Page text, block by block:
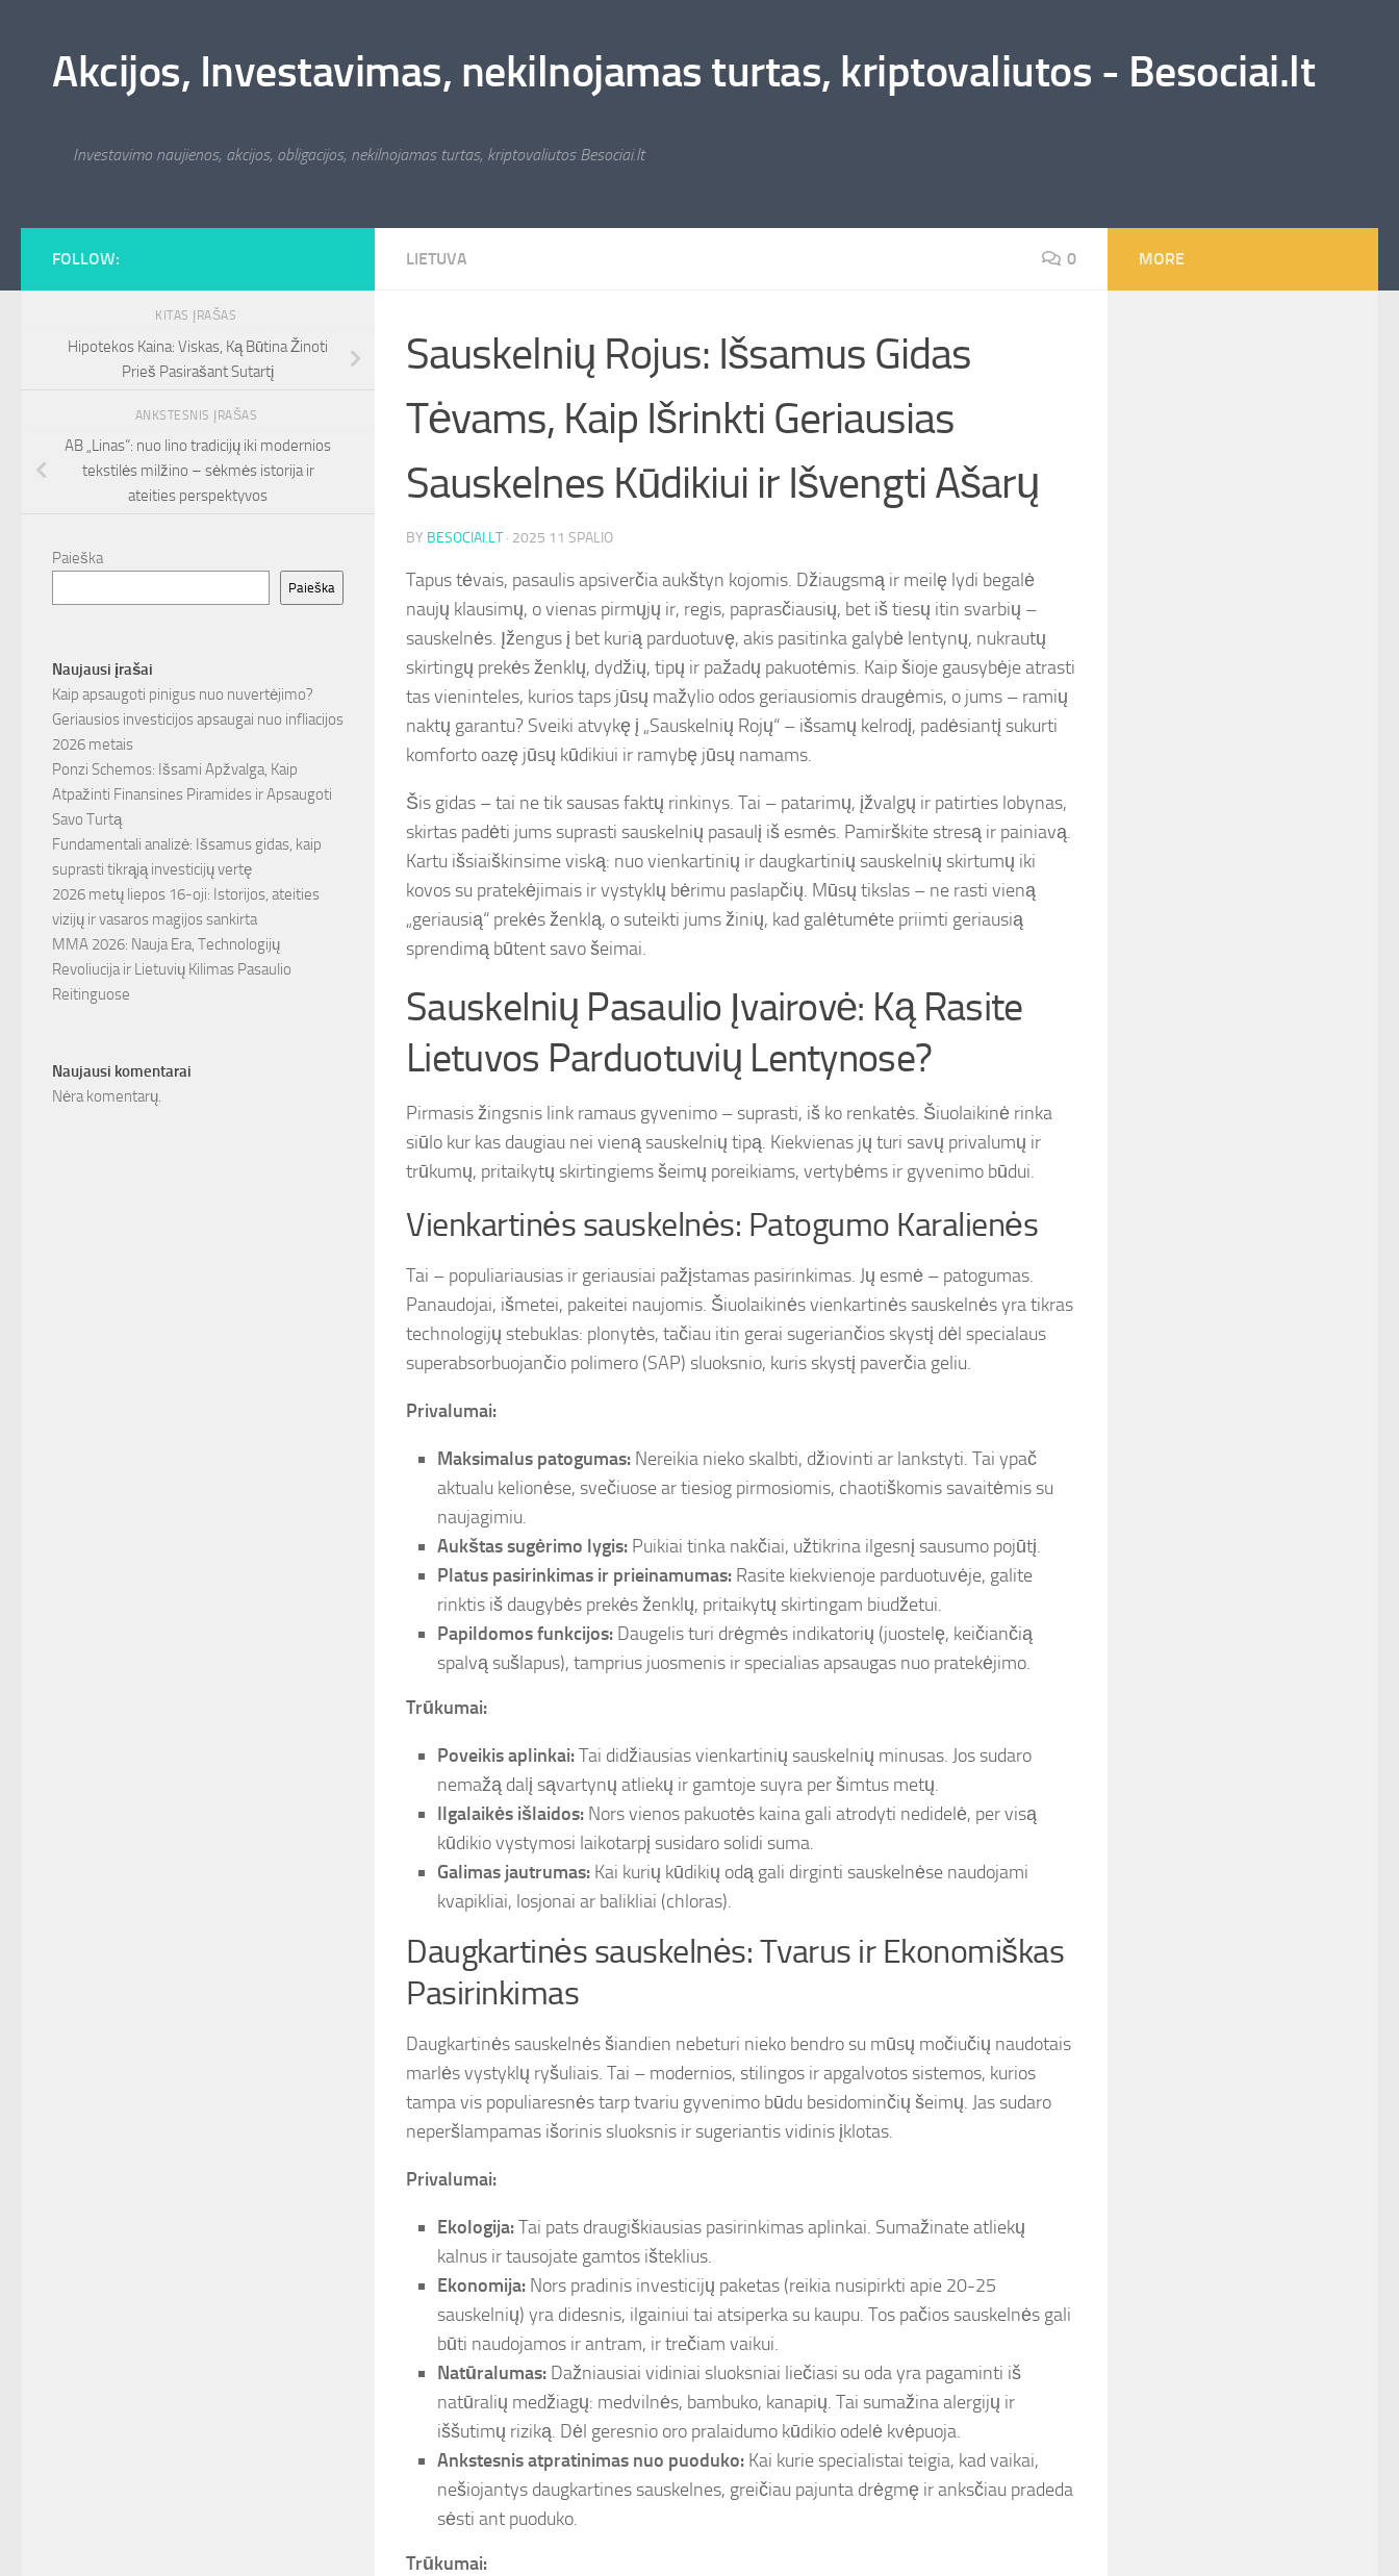
Akcijos, Investavimas, nekilnojamas turtas, kriptovaliutos - Besociai.lt
Investavimo naujienos, akcijos, obligacijos, nekilnojamas turtas, kriptovaliutos Besociai.lt
LIETUVA 0
Sauskelnių Rojus: Išsamus Gidas
Tėvams, Kaip Išrinkti Geriausias
Sauskelnes Kūdikiui ir Išvengti Ašarų
BY BESOCIAI.LT · 2025 11 SPALIO
Tapus tėvais, pasaulis apsiverčia aukštyn kojomis. Džiaugsmą ir meilę lydi begalė
naujų klausimų, o vienas pirmųjų ir, regis, paprasčiausių, bet iš tiesų itin svarbių –
sauskelnės. Įžengus į bet kurią parduotuvę, akis pasitinka galybė lentynų, nukrautų
skirtingų prekės ženklų, dydžių, tipų ir pažadų pakuotėmis. Kaip šioje gausybėje atrasti
tas vieninteles, kurios taps jūsų mažylio odos geriausiomis draugėmis, o jums – ramių
naktų garantu? Sveiki atvykę į „Sauskelnių Rojų“ – išsamų kelrodį, padėsiantį sukurti
komforto oazę jūsų kūdikiui ir ramybę jūsų namams.
Šis gidas – tai ne tik sausas faktų rinkinys. Tai – patarimų, įžvalgų ir patirties lobynas,
skirtas padėti jums suprasti sauskelnių pasaulį iš esmės. Pamirškite stresą ir painiavą.
Kartu išsiaiškinsime viską: nuo vienkartinių ir daugkartinių sauskelnių skirtumų iki
kovos su pratekėjimais ir vystyklų bėrimu paslapčių. Mūsų tikslas – ne rasti vieną
„geriausią“ prekės ženklą, o suteikti jums žinių, kad galėtumėte priimti geriausią
sprendimą būtent savo šeimai.
Sauskelnių Pasaulio Įvairovė: Ką Rasite
Lietuvos Parduotuvių Lentynose?
Pirmasis žingsnis link ramaus gyvenimo – suprasti, iš ko renkatės. Šiuolaikinė rinka
siūlo kur kas daugiau nei vieną sauskelnių tipą. Kiekvienas jų turi savų privalumų ir
trūkumų, pritaikytų skirtingiems šeimų poreikiams, vertybėms ir gyvenimo būdui.
Vienkartinės sauskelnės: Patogumo Karalienės
Tai – populiariausias ir geriausiai pažįstamas pasirinkimas. Jų esmė – patogumas.
Panaudojai, išmetei, pakeitei naujomis. Šiuolaikinės vienkartinės sauskelnės yra tikras
technologijų stebuklas: plonytės, tačiau itin gerai sugeriančios skystį dėl specialaus
superabsorbuojančio polimero (SAP) sluoksnio, kuris skystį paverčia geliu.
Privalumai:
Maksimalus patogumas: Nereikia nieko skalbti, džiovinti ar lankstyti. Tai ypač
aktualu kelionėse, svečiuose ar tiesiog pirmosiomis, chaotiškomis savaitėmis su
naujagimiu.
Aukštas sugėrimo lygis: Puikiai tinka nakčiai, užtikrina ilgesnį sausumo pojūtį.
Platus pasirinkimas ir prieinamumas: Rasite kiekvienoje parduotuvėje, galite
rinktis iš daugybės prekės ženklų, pritaikytų skirtingam biudžetui.
Papildomos funkcijos: Daugelis turi drėgmės indikatorių (juostelę, keičiančią
spalvą sušlapus), tamprius juosmenis ir specialias apsaugas nuo pratekėjimo.
Trūkumai:
Poveikis aplinkai:Tai didžiausias vienkartinių sauskelnių minusas. Jos sudaro
nemažą dalį sąvartynų atliekų ir gamtoje suyra per šimtus metų.
Ilgalaikės išlaidos: Nors vienos pakuotės kaina gali atrodyti nedidelė, per visą
kūdikio vystymosi laikotarpį susidaro solidi suma.
Galimas jautrumas: Kai kurių kūdikių odą gali dirginti sauskelnėse naudojami
kvapikliai, losjonai ar balikliai (chloras).
Daugkartinės sauskelnės: Tvarus ir Ekonomiškas
Pasirinkimas
Daugkartinės sauskelnės šiandien nebeturi nieko bendro su mūsų močiučių naudotais
marlės vystyklų ryšuliais. Tai – modernios, stilingos ir apgalvotos sistemos, kurios
tampa vis populiaresnės tarp tvariu gyvenimo būdu besidominčių šeimų. Jas sudaro
neperšlampamas išorinis sluoksnis ir sugeriantis vidinis įklotas.
Privalumai:
Ekologija:Tai pats draugiškiausias pasirinkimas aplinkai. Sumažinate atliekų
kalnus ir tausojate gamtos išteklius.
Ekonomija: Nors pradinis investicijų paketas (reikia nusipirkti apie 20-25
sauskelnių) yra didesnis, ilgainiui tai atsiperka su kaupu. Tos pačios sauskelnės gali
būti naudojamos ir antram, ir trečiam vaikui.
Natūralumas: Dažniausiai vidiniai sluoksniai liečiasi su oda yra pagaminti iš
natūralių medžiagų: medvilnės, bambuko, kanapių. Tai sumažina alergijų ir
iššutimų riziką. Dėl geresnio oro pralaidumo kūdikio odelė kvėpuoja.
Ankstesnis atpratinimas nuo puoduko: Kai kurie specialistai teigia, kad vaikai,
nešiojantys daugkartines sauskelnes, greičiau pajunta drėgmę ir anksčiau pradeda
sėsti ant puoduko.
Trūkumai:
FOLLOW:
KITAS ĮRAŠAS
Hipotekos Kaina: Viskas, Ką Būtina Žinoti
Prieš Pasirašant Sutartį
ANKSTESNIS ĮRAŠAS
AB „Linas“: nuo lino tradicijų iki modernios
tekstilės milžino – sėkmės istorija ir
ateities perspektyvos
Paieška
Paieška
Naujausi įrašai
Kaip apsaugoti pinigus nuo nuvertėjimo?
Geriausios investicijos apsaugai nuo infliacijos
2026 metais
Ponzi Schemos: Išsami Apžvalga, Kaip
Atpažinti Finansines Piramides ir Apsaugoti
Savo Turtą
Fundamentali analizė: Išsamus gidas, kaip
suprasti tikrąją investicijų vertę
2026 metų liepos 16-oji: Istorijos, ateities
vizijų ir vasaros magijos sankirta
MMA 2026: Nauja Era, Technologijų
Revoliucija ir Lietuvių Kilimas Pasaulio
Reitinguose
Naujausi komentarai
Nėra komentarų.
MORE